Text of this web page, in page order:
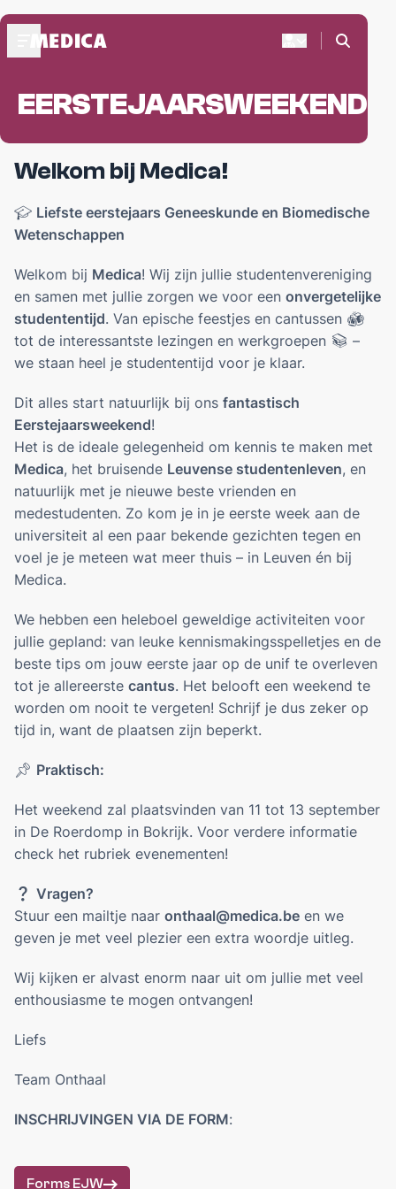
OVER MEDICA
Presides Medicae
CURSUSDIENST
Bestel je boeken
Webshop biomedisch leermateriaal
FAQ
BLIJF OP DE HOOGTE
Akuut+
Opportunities
EVENTS
Galabal 2026 - A Night On Park Avenue
Development
Fotogalerij
EERSTEJAARSWERKING
Startersdagen
Eerstejaarsweekend
ONDERWIJS
WikiMedica
Gouden Krijtjes
INTERNATIONAAL
ERELEDEN
DOC'S BAR
ZaMo reserveringen
VERKIEZINGEN MEDICA 2026
EERSTEJAARSWEEKEND
Welkom bij Medica!
🎓 Liefste eerstejaars Geneeskunde en Biomedische
Wetenschappen
Welkom bij Medica! Wij zijn jullie studentenvereniging
en samen met jullie zorgen we voor een onvergetelijke
studententijd. Van epische feestjes en cantussen 🍻
tot de interessantste lezingen en werkgroepen 📚 –
we staan heel je studententijd voor je klaar.
Dit alles start natuurlijk bij ons fantastisch
Eerstejaarsweekend!
Het is de ideale gelegenheid om kennis te maken met
Medica, het bruisende Leuvense studentenleven, en
natuurlijk met je nieuwe beste vrienden en
medestudenten. Zo kom je in je eerste week aan de
universiteit al een paar bekende gezichten tegen en
voel je je meteen wat meer thuis – in Leuven én bij
Medica.
We hebben een heleboel geweldige activiteiten voor
jullie gepland: van leuke kennismakingsspelletjes en de
beste tips om jouw eerste jaar op de unif te overleven
tot je allereerste cantus. Het belooft een weekend te
worden om nooit te vergeten! Schrijf je dus zeker op
tijd in, want de plaatsen zijn beperkt.
📌 Praktisch:
Het weekend zal plaatsvinden van 11 tot 13 september
in De Roerdomp in Bokrijk. Voor verdere informatie
check het rubriek evenementen!
❓ Vragen?
Stuur een mailtje naar onthaal@medica.be en we
geven je met veel plezier een extra woordje uitleg.
Wij kijken er alvast enorm naar uit om jullie met veel
enthousiasme te mogen ontvangen!
Liefs
Team Onthaal
INSCHRIJVINGEN VIA DE FORM:
Forms EJW